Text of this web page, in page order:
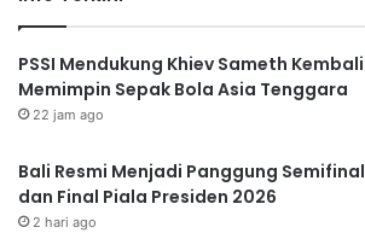
PSSI Mendukung Khiev Sameth Kembali
Memimpin Sepak Bola Asia Tenggara
22 jam ago
Bali Resmi Menjadi Panggung Semifinal
dan Final Piala Presiden 2026
2 hari ago